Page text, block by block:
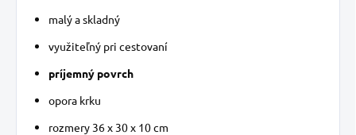
malý a skladný
využiteľný pri cestovaní
príjemný povrch
opora krku
rozmery 36 x 30 x 10 cm